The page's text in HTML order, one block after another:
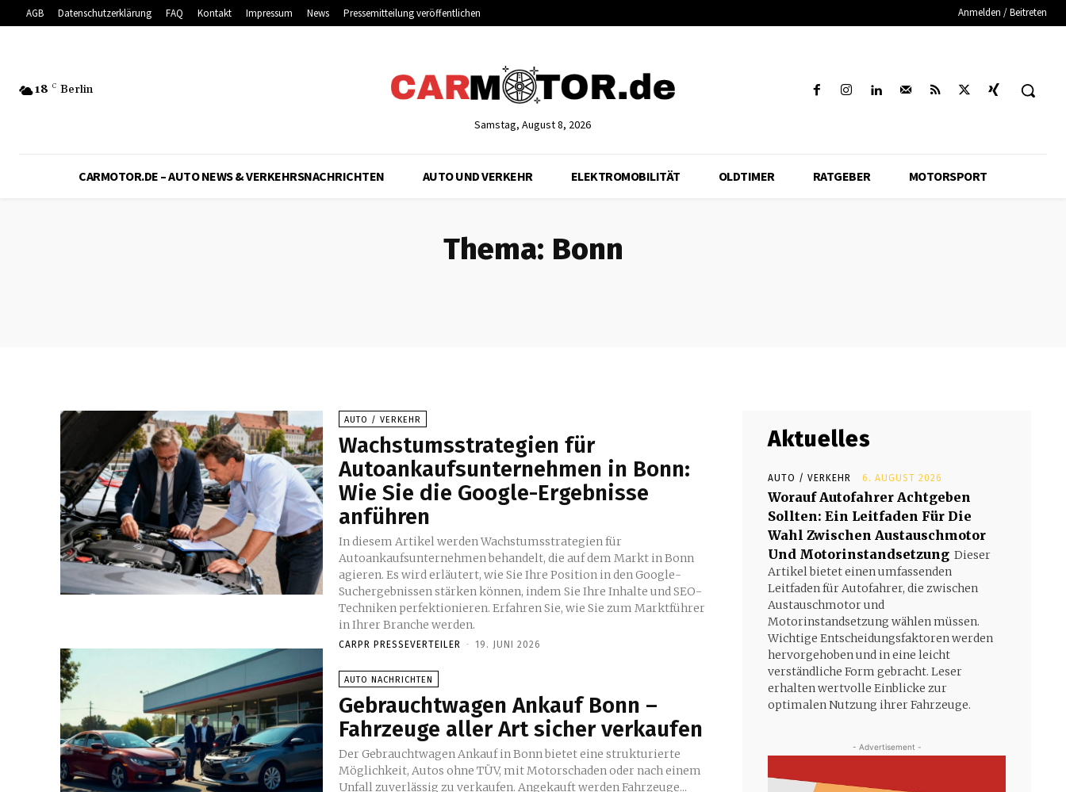
AGB Datenschutzerklärung FAQ Kontakt Impressum News Pressemitteilung veröffentlichen Anmelden / Beitreten
18 C Berlin
Samstag, August 8, 2026
CARMOTOR.DE – AUTO NEWS & VERKEHRSNACHRICHTEN AUTO UND VERKEHR ELEKTROMOBILITÄT OLDTIMER RATGEBER MOTORSPORT
Thema: Bonn
AUTO / VERKEHR
Wachstumsstrategien für
Autoankaufsunternehmen in Bonn:
Wie Sie die Google-Ergebnisse
anführen
In diesem Artikel werden Wachstumsstrategien für
Autoankaufsunternehmen behandelt, die auf dem Markt in Bonn
agieren. Es wird erläutert, wie Sie Ihre Position in den Google-
Suchergebnissen stärken können, indem Sie Ihre Inhalte und SEO-
Techniken perfektionieren. Erfahren Sie, wie Sie zum Marktführer
in Ihrer Branche werden.
CARPR PRESSEVERTEILER - 19. JUNI 2026
AUTO NACHRICHTEN
Gebrauchtwagen Ankauf Bonn –
Fahrzeuge aller Art sicher verkaufen
Der Gebrauchtwagen Ankauf in Bonn bietet eine strukturierte
Möglichkeit, Autos ohne TÜV, mit Motorschaden oder nach einem
Unfall zuverlässig zu verkaufen. Ange­kauft werden Fahrzeuge...
Aktuelles
AUTO / VERKEHR 6. AUGUST 2026
Worauf Autofahrer Achtgeben
Sollten: Ein Leitfaden Für Die
Wahl Zwischen Austauschmotor
Und Motorinstandsetzung Dieser
Artikel bietet einen umfassenden
Leitfaden für Autofahrer, die zwischen
Austauschmotor und
Motorinstandsetzung wählen müssen.
Wichtige Entscheidungsfaktoren werden
hervorgehoben und in eine leicht
verständliche Form gebracht. Leser
erhalten wertvolle Einblicke zur
optimalen Nutzung ihrer Fahrzeuge.
- Advertisement -